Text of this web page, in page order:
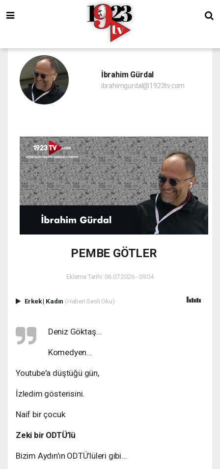
İbrahim Gürdal
ibrahimgurdal@1923tv.com
PEMBE GÖTLER
Ekleme Tarihi: 06.07.2026 - 09:04
Erkek| Kadın (Haberi Sesli Oku)
Deniz Göktaş…
Komedyen…
Youtube'a düştüğü gün,
İzledim gösterisini.
Naif bir çocuk
Zeki bir ODTÜ’lü
Bizim Aydın'ın ODTÜ’lüleri gibi...